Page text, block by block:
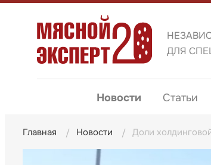
ДЛЯ
Новости Статьи
Главная Новости Доли